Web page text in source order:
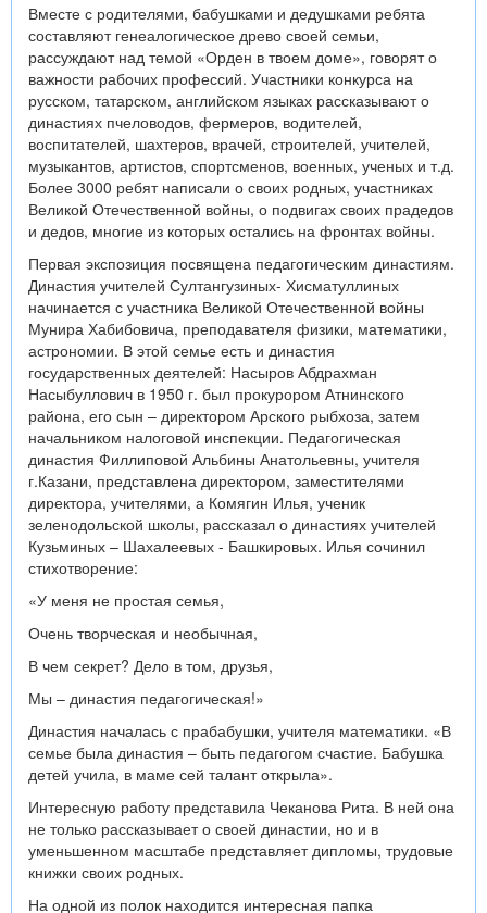
Вместе с родителями, бабушками и дедушками ребята
составляют генеалогическое древо своей семьи,
рассуждают над темой «Орден в твоем доме», говорят о
важности рабочих профессий. Участники конкурса на
русском, татарском, английском языках рассказывают о
династиях пчеловодов, фермеров, водителей,
воспитателей, шахтеров, врачей, строителей, учителей,
музыкантов, артистов, спортсменов, военных, ученых и т.д.
Более 3000 ребят написали о своих родных, участниках
Великой Отечественной войны, о подвигах своих прадедов
и дедов, многие из которых остались на фронтах войны.
Первая экспозиция посвящена педагогическим династиям.
Династия учителей Султангузиных- Хисматуллиных
начинается с участника Великой Отечественной войны
Мунира Хабибовича, преподавателя физики, математики,
астрономии. В этой семье есть и династия
государственных деятелей: Насыров Абдрахман
Насыбуллович в 1950 г. был прокурором Атнинского
района, его сын – директором Арского рыбхоза, затем
начальником налоговой инспекции. Педагогическая
династия Филлиповой Альбины Анатольевны, учителя
г.Казани, представлена директором, заместителями
директора, учителями, а Комягин Илья, ученик
зеленодольской школы, рассказал о династиях учителей
Кузьминых – Шахалеевых - Башкировых. Илья сочинил
стихотворение:
«У меня не простая семья,
Очень творческая и необычная,
В чем секрет? Дело в том, друзья,
Мы – династия педагогическая!»
Династия началась с прабабушки, учителя математики. «В
семье была династия – быть педагогом счастие. Бабушка
детей учила, в маме сей талант открыла».
Интересную работу представила Чеканова Рита. В ней она
не только рассказывает о своей династии, но и в
уменьшенном масштабе представляет дипломы, трудовые
книжки своих родных.
На одной из полок находится интересная папка